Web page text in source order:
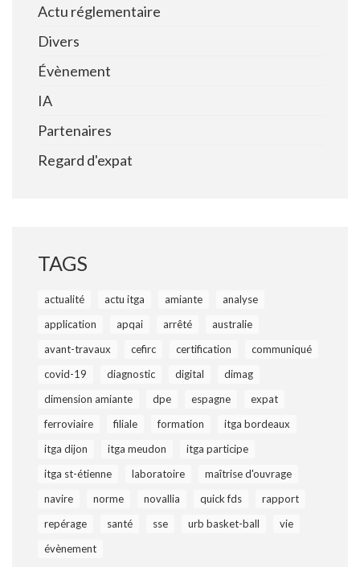
Actu réglementaire
Divers
Évènement
IA
Partenaires
Regard d'expat
TAGS
actualité actu itga amiante
analyse
application
apqai arrêté
australie
avant-travaux
cefirc certification
communiqué
covid-19
diagnostic digital
dimag
dimension amiante
dpe espagne
expat
ferroviaire
filiale formation
itga bordeaux
itga dijon
itga meudon
itga participe
itga st-étienne
laboratoire
maîtrise d'ouvrage
navire
norme novallia quick fds
rapport
repérage
santé sse urb basket-ball
vie
évènement